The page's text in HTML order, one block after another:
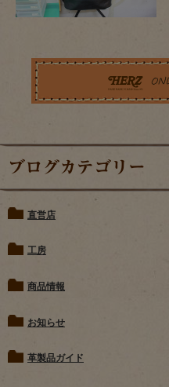
ブログカテゴリー
直営店
工房
商品情報
お知らせ
革製品ガイド